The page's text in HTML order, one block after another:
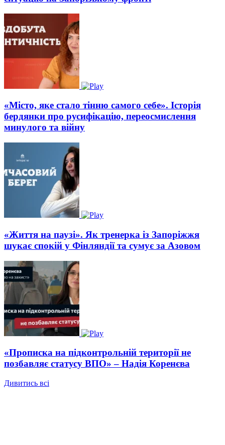
«Місто, яке стало тінню самого себе». Історія
бердянки про русифікацію, переосмислення
минулого та війну
«Життя на паузі». Як тренерка із Запоріжжя
шукає спокій у Фінляндії та сумує за Азовом
«Прописка на підконтрольній території не
позбавляє статусу ВПО» – Надія Коренєва
Дивитись всі